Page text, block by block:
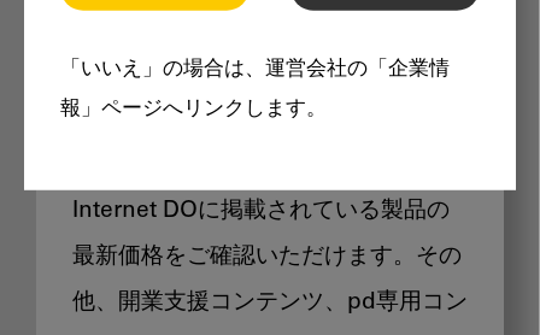
「いいえ」の場合は、運営会社の「企業情
報」ページへリンクします。
製品価格も閲覧可能
Internet DOに掲載されている製品の
最新価格をご確認いただけます。その
他、開業支援コンテンツ、pd専用コン